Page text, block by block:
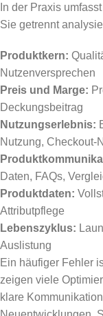
In der Praxis
Sie getrennt
Produktkern:
Nutzenversprechen
Preis und Marge:
Deckungsbeitrag
Nutzungserlebnis:
Nutzung, Checkout-
Daten, FAQs,
Produktdaten:
Attributpflege
Lebenszyklus:
Auslistung
Ein häufiger Fehler
zeigen viele
klare